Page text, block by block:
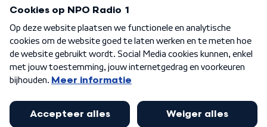
Algemene voorwaarden